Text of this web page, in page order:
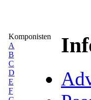
Komponisten
A
B
C
D
E
F